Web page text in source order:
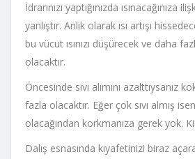
İdrarınızı yaptığınızda ısınacağınıza
yanlıştır. Anlık olarak ısı artışı
bu vücut ısınızı düşürecek ve daha
olacaktır.
Öncesinde sıvı alımını azalttıysanız
fazla olacaktır. Eğer çok sıvı almış
olacağından korkmanıza gerek yok.
Dalış esnasında kıyafetinizi biraz